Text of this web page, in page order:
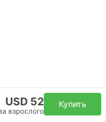
USD 52
взрослого
Купить